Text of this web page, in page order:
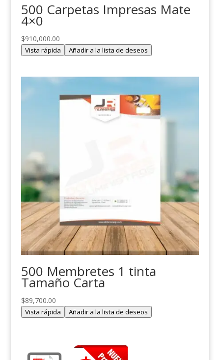
500 Carpetas Impresas Mate
4×0
$910,000.00
Vista rápida Añadir a la lista de deseos
500 Membretes 1 tinta
Tamaño Carta
$89,700.00
Vista rápida Añadir a la lista de deseos